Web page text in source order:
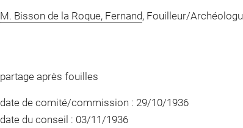
M. Bisson de la Roque, Fernand, Fouilleur/
partage après fouilles
date de comité/commission : 29/10/1936
date du conseil : 03/11/1936